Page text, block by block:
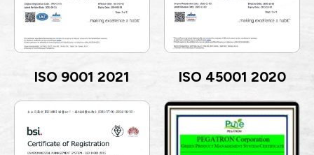
ISO 9001 2021 ISO 45001 2020